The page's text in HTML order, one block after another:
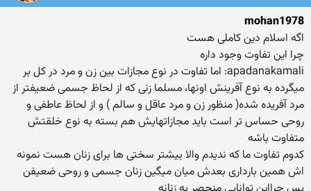
mohan1978
اگه اسلام دین کاملی هست
چرا این تفاوت وجود داره
apadanakamali: اما تفاوت در نوع مجازات بین زن و مرد در کل بر
میگرده به نوع آفرینش اونها، مسلما زنی که از لحاظ جسمی ضعیفتر از
مرد آفریده شده( منظور زن و مرد عاقل و سالم ) و از لحاظ عاطفی و
روحی حساس تر است باید مجازاتهایش هم بسته به نوع خلقتش
متفاوت باشه
کدوم تفاوت ما که ندیدم والا بیشتر سختی ها برای زنان هست نمونه
اش همین بارداری بعدش میان میگین زنان جسمی و روحی ضعیفن